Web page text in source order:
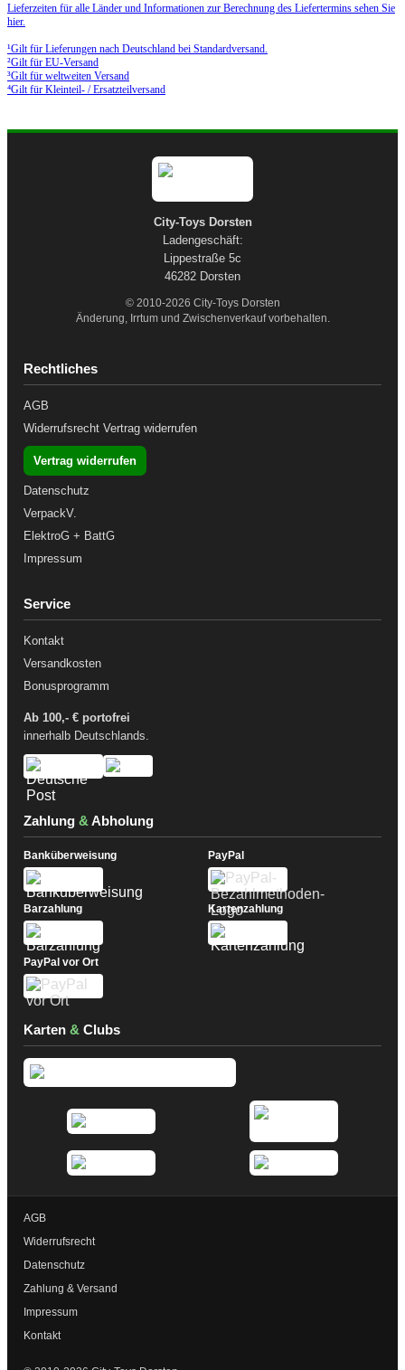
Lieferzeiten für alle Länder und Informationen zur Berechnung des Liefertermins sehen Sie
hier.
¹Gilt für Lieferungen nach Deutschland bei Standardversand.
²Gilt für EU-Versand
³Gilt für weltweiten Versand
⁴Gilt für Kleinteil- / Ersatzteilversand
City-Toys Dorsten
Ladengeschäft:
Lippestraße 5c
46282 Dorsten
© 2010-2026 City-Toys Dorsten
Änderung, Irrtum und Zwischenverkauf vorbehalten.
Rechtliches
AGB
Widerrufsrecht Vertrag widerrufen
Vertrag widerrufen
Datenschutz
VerpackV.
ElektroG + BattG
Impressum
Service
Kontakt
Versandkosten
Bonusprogramm
Ab 100,- € portofrei
innerhalb Deutschlands.
Zahlung &Abholung
Banküberweisung PayPal
Barzahlung Kartenzahlung
PayPal vor Ort
Karten & Clubs
AGB
Widerrufsrecht
Datenschutz
Zahlung & Versand
Impressum
Kontakt